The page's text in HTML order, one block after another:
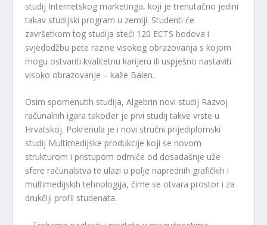
studij Internetskog marketinga, koji je trenutačno jedini
takav studijski program u zemlji. Studenti će
završetkom tog studija steći 120 ECTS bodova i
svjedodžbu pete razine visokog obrazovanja s kojom
mogu ostvariti kvalitetnu karijeru ili uspješno nastaviti
visoko obrazovanje – kaže Balen.
Osim spomenutih studija, Algebrin novi studij Razvoj
računalnih igara također je prvi studij takve vrste u
Hrvatskoj. Pokrenula je i novi stručni prijediplomski
studij Multimedijske produkcije koji se novom
strukturom i pristupom odmiče od dosadašnje uže
sfere računalstva te ulazi u polje naprednih grafičkih i
multimedijskih tehnologija, čime se otvara prostor i za
drukčiji profil studenata.